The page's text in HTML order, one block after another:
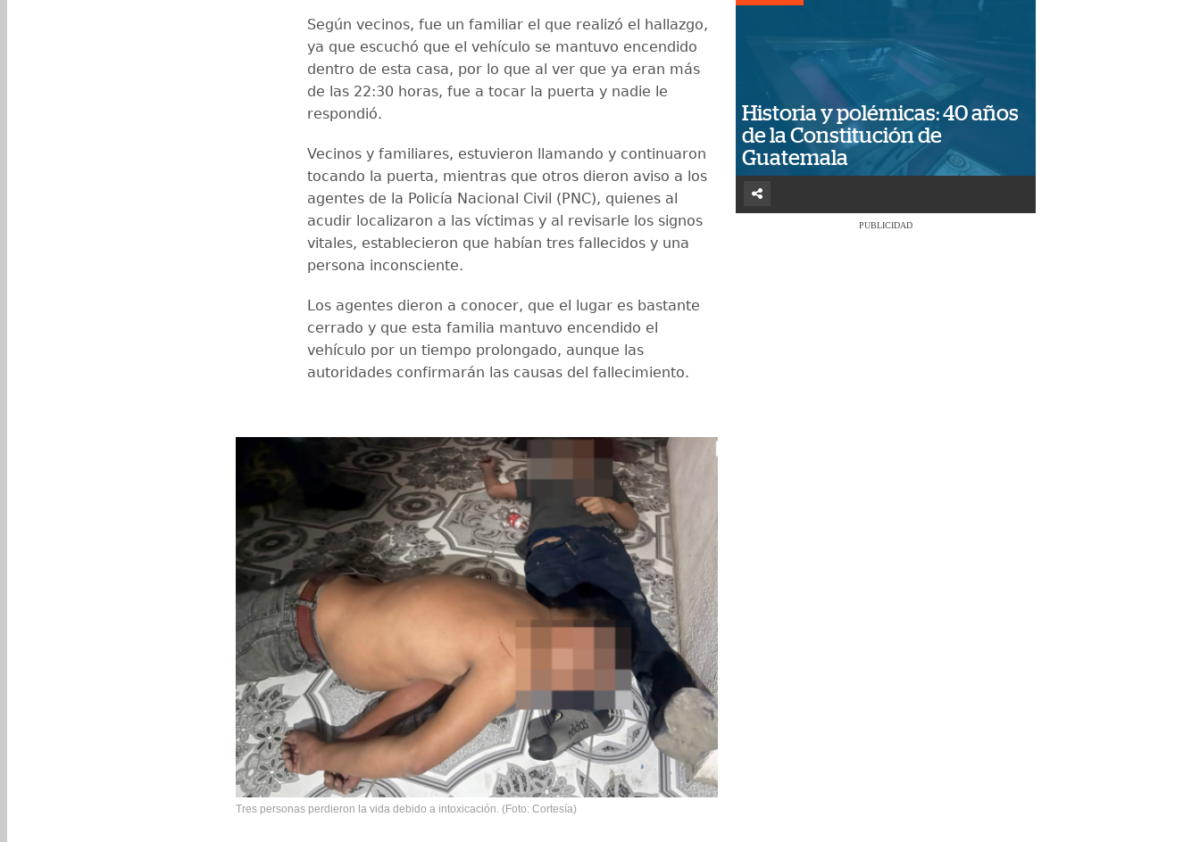
Según vecinos, fue un familiar el que realizó el hallazgo,
ya que escuchó que el vehículo se mantuvo encendido
dentro de esta casa, por lo que al ver que ya eran más
de las 22:30 horas, fue a tocar la puerta y nadie le
respondió.
Vecinos y familiares, estuvieron llamando y continuaron
tocando la puerta, mientras que otros dieron aviso a los
agentes de la Policía Nacional Civil (PNC), quienes al
acudir localizaron a las víctimas y al revisarle los signos
vitales, establecieron que habían tres fallecidos y una
persona inconsciente.
Los agentes dieron a conocer, que el lugar es bastante
cerrado y que esta familia mantuvo encendido el
vehículo por un tiempo prolongado, aunque las
autoridades confirmarán las causas del fallecimiento.
Tres personas perdieron la vida debido a intoxicación. (Foto: Cortesía)
Historia y polémicas: 40 años
de la Constitución de
Guatemala
PUBLICIDAD